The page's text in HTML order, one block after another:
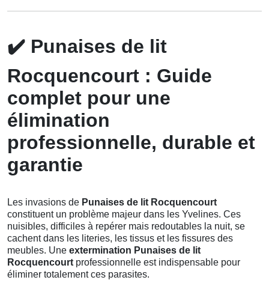
✔️ Punaises de lit
Rocquencourt : Guide
complet pour une
élimination
professionnelle, durable et
garantie
Les invasions de Punaises de lit Rocquencourt
constituent un problème majeur dans les Yvelines. Ces
nuisibles, difficiles à repérer mais redoutables la nuit, se
cachent dans les literies, les tissus et les fissures des
meubles. Une extermination Punaises de lit
Rocquencourtprofessionnelle est indispensable pour
éliminer totalement ces parasites.